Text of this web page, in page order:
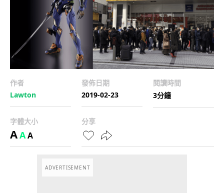
作者
Lawton
發佈日期
2019-02-23
閱讀時間
3分鐘
字體大小
AAA
分享
ADVERTISEMENT